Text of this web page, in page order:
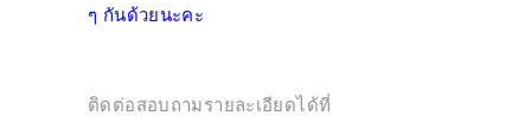
ๆ กันด้วยนะคะ
ติดต่อสอบถามรายละเอียดได้ที่